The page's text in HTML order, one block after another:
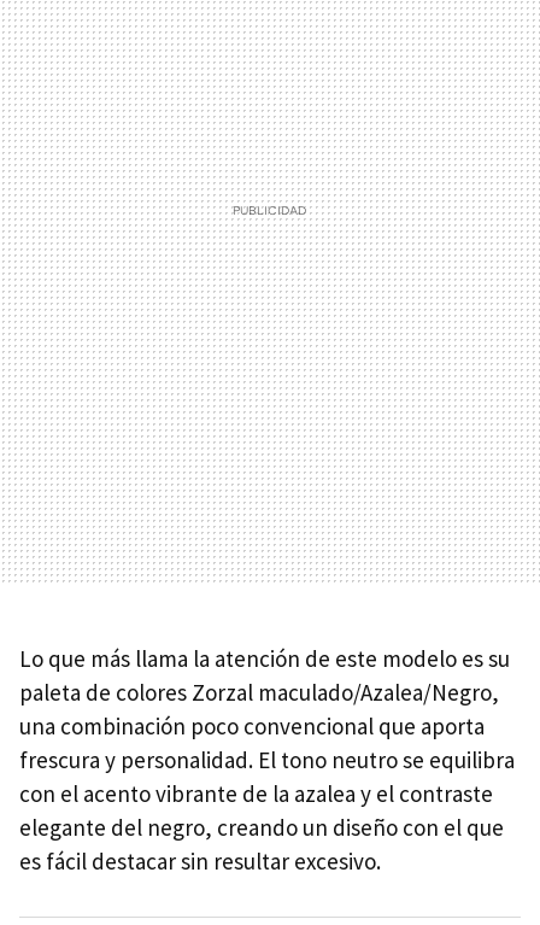
Lo que más llama la atención de este modelo es su
paleta de colores Zorzal maculado/Azalea/Negro,
una combinación poco convencional que aporta
frescura y personalidad. El tono neutro se equilibra
con el acento vibrante de la azalea y el contraste
elegante del negro, creando un diseño con el que
es fácil destacar sin resultar excesivo.